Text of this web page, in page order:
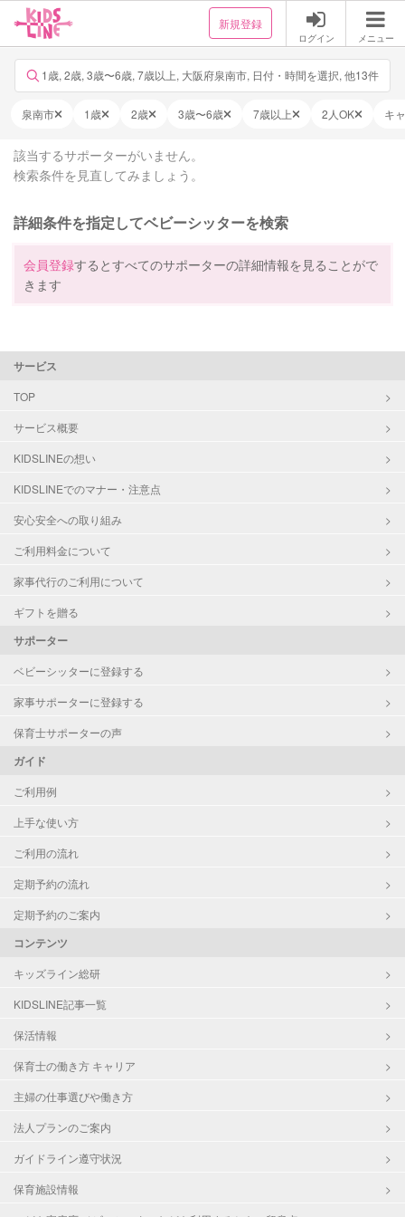
新規登録
ログイン メニュー
1歳, 2歳, 3歳〜6歳, 7歳以上, 大阪府泉南市, 日付・時間を選択, 他13件
泉南市 1歳 2歳 3歳〜6歳 7歳以上 2人OK キ
該当するサポーターがいません。
検索条件を見直してみましょう。
詳細条件を指定してベビーシッターを検索
会員登録するとすべてのサポーターの詳細情報を見ることがで
きます
サービス
TOP
サービス概要
KIDSLINEの想い
KIDSLINEでのマナー・注意点
安心安全への取り組み
ご利用料金について
家事代行のご利用について
ギフトを贈る
サポーター
ベビーシッターに登録する
家事サポーターに登録する
保育士サポーターの声
ガイド
ご利用例
上手な使い方
ご利用の流れ
定期予約の流れ
定期予約のご案内
コンテンツ
キッズライン総研
KIDSLINE記事一覧
保活情報
保育士の働き方 キャリア
主婦の仕事選びや働き方
法人プランのご案内
ガイドライン遵守状況
保育施設情報